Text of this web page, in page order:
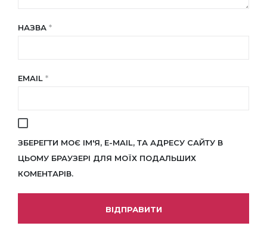
НАЗВА *
EMAIL *
ЗБЕРЕГТИ МОЄ ІМ'Я, E-MAIL, ТА АДРЕСУ САЙТУ В
ЦЬОМУ БРАУЗЕРІ ДЛЯ МОЇХ ПОДАЛЬШИХ
КОМЕНТАРІВ.